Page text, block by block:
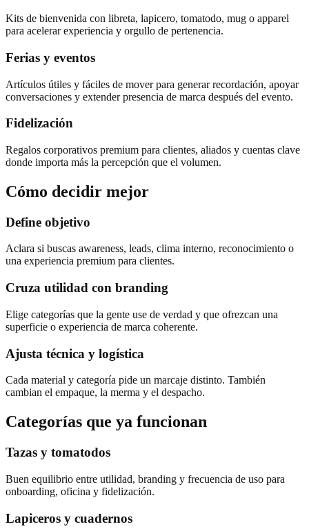
Kits de bienvenida con libreta, lapicero, tomatodo, mug o apparel
para acelerar experiencia y orgullo de pertenencia.
Ferias y eventos
Artículos útiles y fáciles de mover para generar recordación, apoyar
conversaciones y extender presencia de marca después del evento.
Fidelización
Regalos corporativos premium para clientes, aliados y cuentas clave
donde importa más la percepción que el volumen.
Cómo decidir mejor
Define objetivo
Aclara si buscas awareness, leads, clima interno, reconocimiento o
una experiencia premium para clientes.
Cruza utilidad con branding
Elige categorías que la gente use de verdad y que ofrezcan una
superficie o experiencia de marca coherente.
Ajusta técnica y logística
Cada material y categoría pide un marcaje distinto. También
cambian el empaque, la merma y el despacho.
Categorías que ya funcionan
Tazas y tomatodos
Buen equilibrio entre utilidad, branding y frecuencia de uso para
onboarding, oficina y fidelización.
Lapiceros y cuadernos